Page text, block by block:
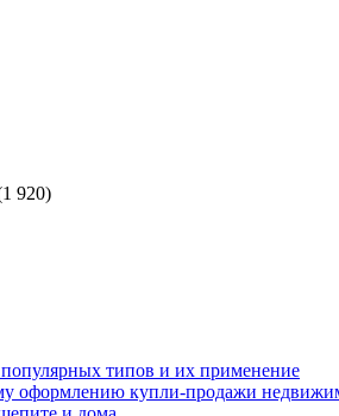
920)
типов и их применение
оформлению купли-продажи